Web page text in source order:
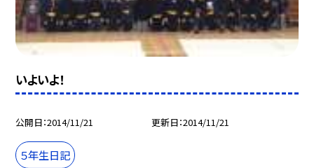
いよいよ！
公開日 2014/11/21 更新日 2014/11/21
５年生日記